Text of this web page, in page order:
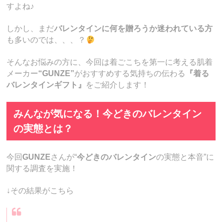
すよね♪
しかし、まだバレンタインに何を贈ろうか迷われている方
も多いのでは、、、？
そんなお悩みの方に、今回は着ごこちを第一に考える肌着
メーカー“GUNZE”がおすすめする気持ちの伝わる
『着る
バレンタインギフト』 をご紹介します！
みんなが気になる！今どきのバレンタイン
の実態とは？
今回GUNZEさんが“今どきのバレンタインの実態と本音”に
関する調査を実施！
↓その結果がこちら